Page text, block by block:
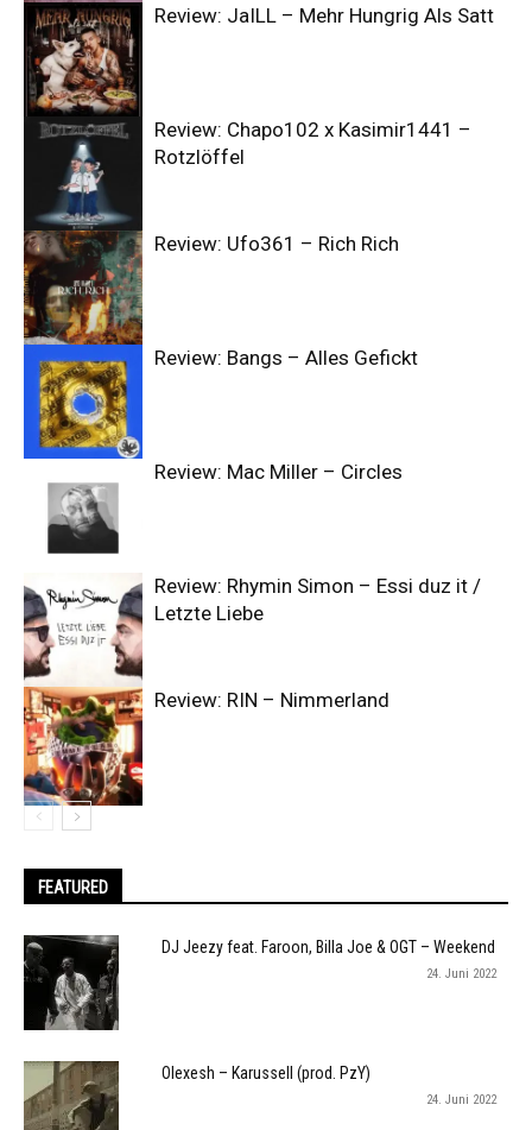
Review: JaILL – Mehr Hungrig Als Satt
Review: Chapo102 x Kasimir1441 –
Rotzlöffel
Review: Ufo361 – Rich Rich
Review: Bangs – Alles Gefickt
Review: Mac Miller – Circles
Review: Rhymin Simon – Essi duz it /
Letzte Liebe
Review: RIN – Nimmerland
FEATURED
DJ Jeezy feat. Faroon, Billa Joe & OGT – Weekend
24. Juni 2022
Olexesh – Karussell (prod. PzY)
24. Juni 2022